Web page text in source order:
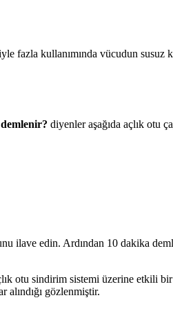
fazla kullanımında vücudun
diyenler aşağıda açlık otu
ilave edin. Ardından 10 dakika
otu sindirim sistemi üzerine etkili
gözlenmiştir.